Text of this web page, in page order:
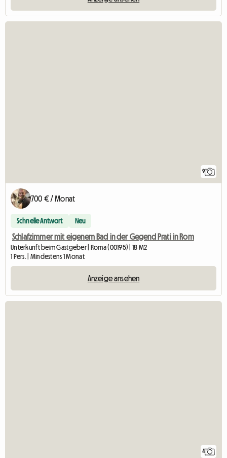
9
700 € / Monat
Schnelle Antwort Neu
Schlafzimmer mit eigenem Bad in der Gegend Prati in Rom
Unterkunft beim Gastgeber | Roma (00195) | 18 M2
1 Pers. | Mindestens 1 Monat
Anzeige ansehen
4